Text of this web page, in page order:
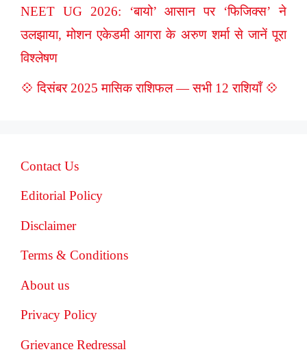
NEET UG 2026: ‘बायो’ आसान पर ‘फिजिक्स’ ने
उलझाया, मोशन एकेडमी आगरा के अरुण शर्मा से जानें पूरा
विश्लेषण
💠 दिसंबर 2025 मासिक राशिफल — सभी 12 राशियाँ 💠
Contact Us
Editorial Policy
Disclaimer
Terms & Conditions
About us
Privacy Policy
Grievance Redressal